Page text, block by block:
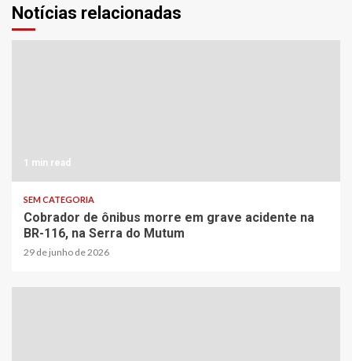
Notícias relacionadas
1 min read
SEM CATEGORIA
Cobrador de ônibus morre em grave acidente na
BR-116, na Serra do Mutum
29 de junho de 2026